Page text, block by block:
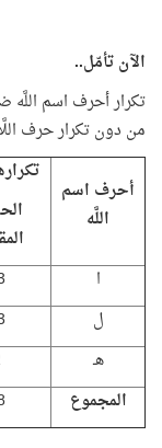
الآن تأمّل..
تكرار أحرف اسم اللَّه
من دون تكرار حرف
أحرف اسم
اللَّه
ا
ل
هـ
المجموع